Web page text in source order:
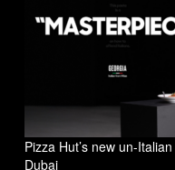
Pizza Hut’s new un-
Dubai